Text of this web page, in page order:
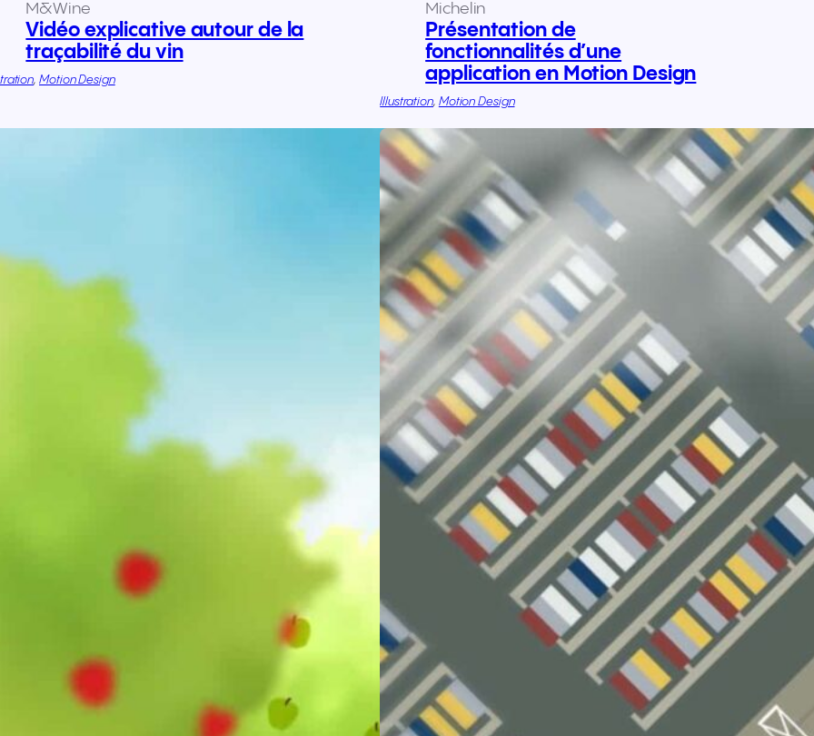
M&Wine
Vidéo explicative autour de la
traçabilité du vin
, Motion Design
Michelin
Présentation de
fonctionnalités d’une
application en Motion Design
Illustration, Motion Design